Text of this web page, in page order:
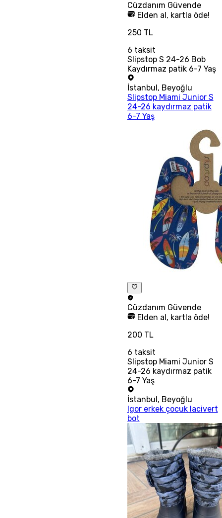
Cüzdanım Güvende
Elden al, kartla öde!
250 TL
6 taksit
Slipstop S 24-26 Bob
Kaydırmaz patik 6-7 Yaş
İstanbul , Beyoğlu
Slipstop Miami Junior S
24-26 kaydırmaz patik
6-7 Yaş
Cüzdanım Güvende
Elden al, kartla öde!
200 TL
6 taksit
Slipstop Miami Junior S
24-26 kaydırmaz patik
6-7 Yaş
İstanbul, Beyoğlu
Igor erkek çocuk lacivert
bot